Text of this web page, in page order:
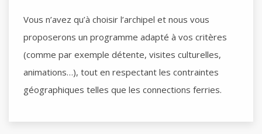
Vous n’avez qu’à choisir l’archipel et nous vous
proposerons un programme adapté à vos critères
(comme par exemple détente, visites culturelles,
animations…), tout en respectant les contraintes
géographiques telles que les connections ferries.